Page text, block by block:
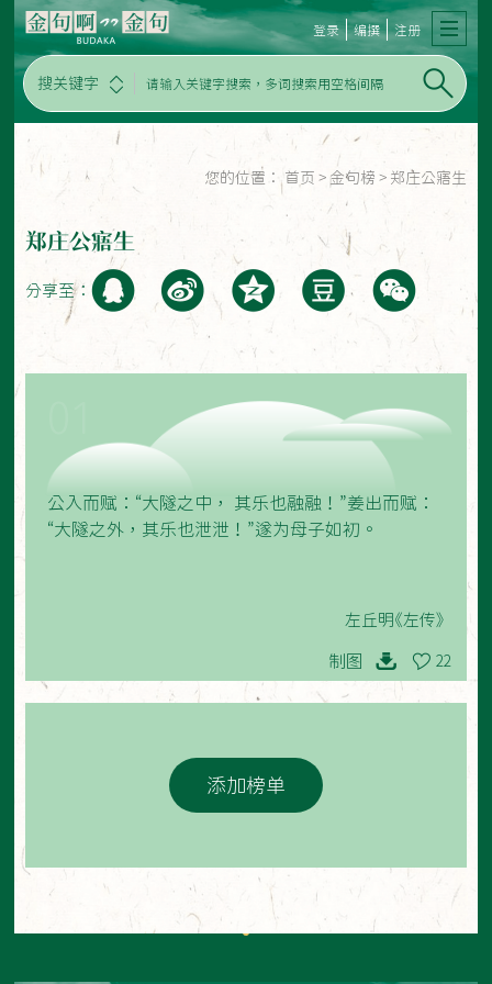
搜关键字
登录 编撰 注册
您的位置： 首页 > 金句榜 > 郑庄公寤生
郑庄公寤生
分享至：
公入而赋：“大隧之中， 其乐也融融！”姜出而赋：
“大隧之外，其乐也泄泄！”遂为母子如初。
左丘明《左传》
制图 22
添加榜单